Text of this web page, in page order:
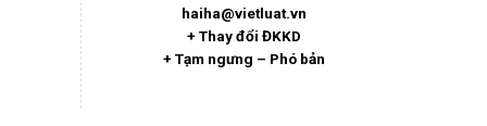
haiha@vietluat.vn
+ Thay đổi ĐKKD
+ Tạm ngưng – Phó bản